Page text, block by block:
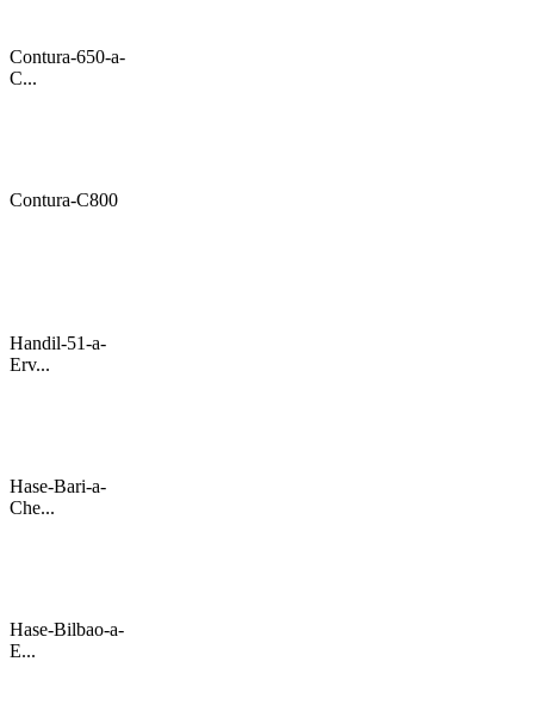
Contura-650-a-
C...
Contura-C800
Handil-51-a-
Erv...
Hase-Bari-a-
Che...
Hase-Bilbao-a-
E...